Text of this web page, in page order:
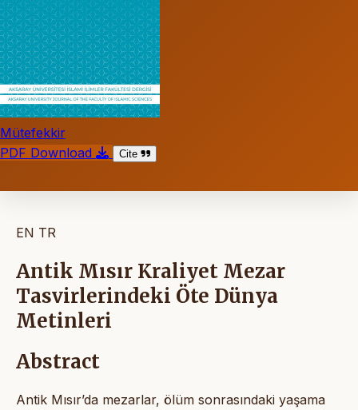
Mütefekkir
PDF Download
Cite
EN TR
Antik Mısır Kraliyet Mezar
Tasvirlerindeki Öte Dünya
Metinleri
Abstract
Antik Mısır’da mezarlar, ölüm sonrasındaki yaşama